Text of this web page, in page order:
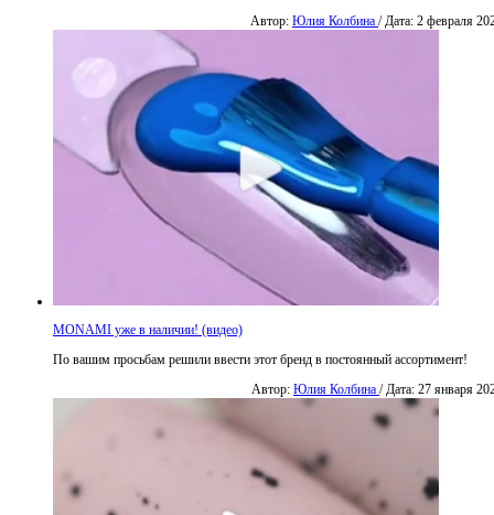
Автор: Юлия Колбина / Дата: 2 февраля
MONAMI уже в наличии! (видео)
По вашим просьбам решили ввести этот бренд в постоянный ассортимент!
Автор: Юлия Колбина / Дата: 27 января